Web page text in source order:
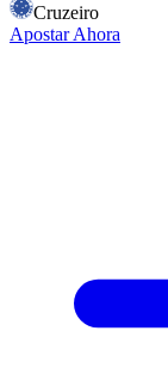
Cruzeiro
Apostar Ahora